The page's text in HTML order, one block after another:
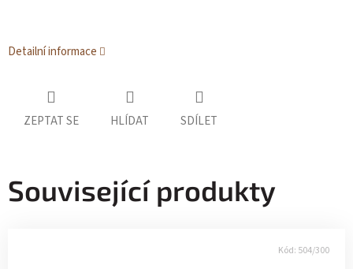
Detailní informace
ZEPTAT SE HLÍDAT SDÍLET
Související produkty
Kód: 504/300